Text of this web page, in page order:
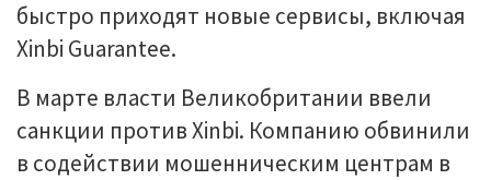
быстро приходят новые сервисы, включая
Xinbi Guarantee.
В марте власти Великобритании ввели
санкции против Xinbi. Компанию обвинили
в содействии мошенническим центрам в